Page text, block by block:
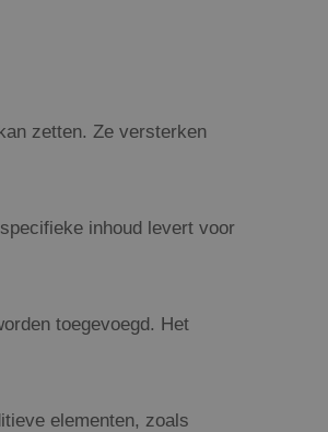
zetten. Ze versterken
inhoud levert voor
toegevoegd. Het
elementen, zoals